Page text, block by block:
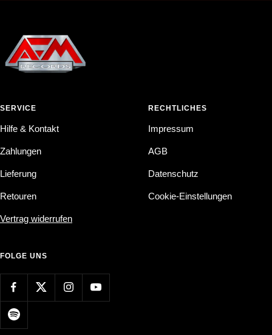
SERVICE
Hilfe & Kontakt
Zahlungen
Lieferung
Retouren
Vertrag widerrufen
RECHTLICHES
Impressum
AGB
Datenschutz
Cookie-Einstellungen
FOLGE UNS